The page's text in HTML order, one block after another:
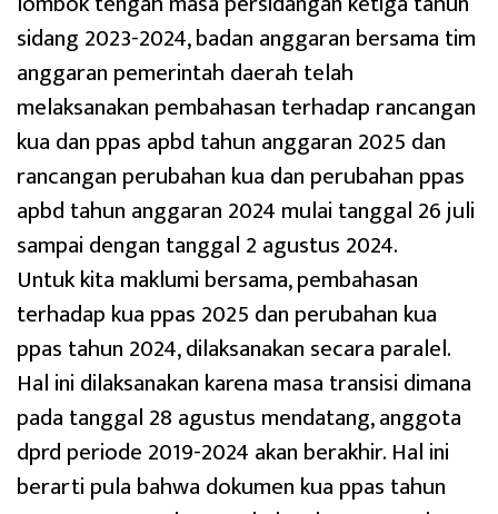
sidang 2023-2024, badan anggaran bersama tim
anggaran pemerintah daerah telah
melaksanakan pembahasan terhadap rancangan
kua dan ppas apbd tahun anggaran 2025 dan
rancangan perubahan kua dan perubahan ppas
apbd tahun anggaran 2024 mulai tanggal 26 juli
sampai dengan tanggal 2 agustus 2024.
Untuk kita maklumi bersama, pembahasan
terhadap kua ppas 2025 dan perubahan kua
ppas tahun 2024, dilaksanakan secara paralel.
Hal ini dilaksanakan karena masa transisi dimana
pada tanggal 28 agustus mendatang, anggota
dprd periode 2019-2024 akan berakhir. Hal ini
berarti pula bahwa dokumen kua ppas tahun